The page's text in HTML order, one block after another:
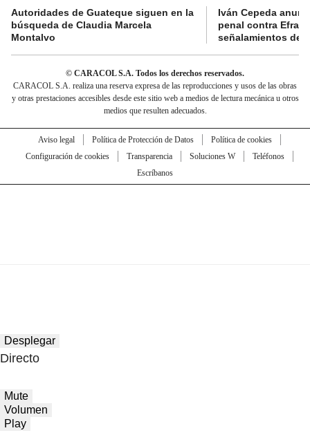
Autoridades de Guateque siguen en la
búsqueda de Claudia Marcela
Montalvo
Iván Cepeda
penal contra
señalamientos de
© CARACOL S.A. Todos los derechos reservados.
CARACOL S.A. realiza una reserva expresa de las reproducciones y usos de las obras
y otras prestaciones accesibles desde este sitio web a medios de lectura mecánica u otros
medios que resulten adecuados.
Aviso legal Política de Protección de Datos
Política de cookies
Configuración de cookies
Transparencia Soluciones W
Teléfonos
Escríbanos
Desplegar
Directo
Mute
Volumen
Play